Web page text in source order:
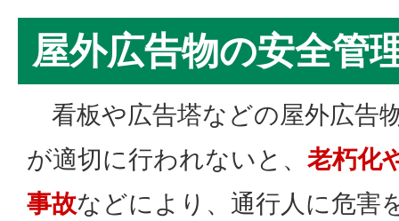
屋外広告物の安全管
看板や広告塔などの屋外広告
が適切に行われないと、 老朽化
事故などにより、通行人に危害